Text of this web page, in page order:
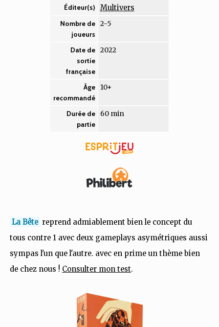
Éditeur(s) Multivers
Nombre de
joueurs
2-5
Date de
sortie
française
2022
Âge
recommandé
10+
Durée de
partie
60 min
La Bête reprend admiablement bien le concept du
tous contre 1 avec deux gameplays asymétriques aussi
sympas l'un que l'autre. avec en prime un thème bien
de chez nous ! Consulter mon test.